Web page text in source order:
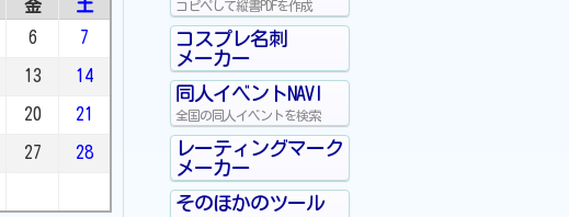
金
土
6 7
13 14
20 21
27 28
コピペして縦書PDFを作成
コスプレ名刺
メーカー
同人イベントNAVI
全国の同人イベントを検索
レーティングマーク
メーカー
そのほかのツール